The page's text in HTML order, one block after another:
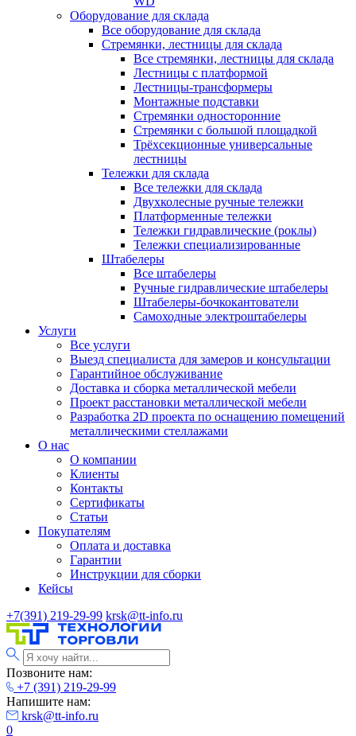
Оборудование для склада
Все оборудование для склада
Стремянки, лестницы для склада
Все стремянки, лестницы для склада
Лестницы с платформой
Лестницы-трансформеры
Монтажные подставки
Стремянки односторонние
Стремянки с большой площадкой
Трёхсекционные универсальные
лестницы
Тележки для склада
Все тележки для склада
Двухколесные ручные тележки
Платформенные тележки
Тележки гидравлические (роклы)
Тележки специализированные
Штабелеры
Все штабелеры
Ручные гидравлические штабелеры
Штабелеры-бочкокантователи
Самоходные электроштабелеры
Услуги
Все услуги
Выезд специалиста для замеров и консультации
Гарантийное обслуживание
Доставка и сборка металлической мебели
Проект расстановки металлической мебели
Разработка 2D проекта по оснащению помещений
металлическими стеллажами
О нас
О компании
Клиенты
Контакты
Сертификаты
Статьи
Покупателям
Оплата и доставка
Гарантии
Инструкции для сборки
Кейсы
+7(391) 219-29-99 krsk@tt-info.ru
Позвоните нам:
+7 (391) 219-29-99
Напишите нам:
krsk@tt-info.ru
0